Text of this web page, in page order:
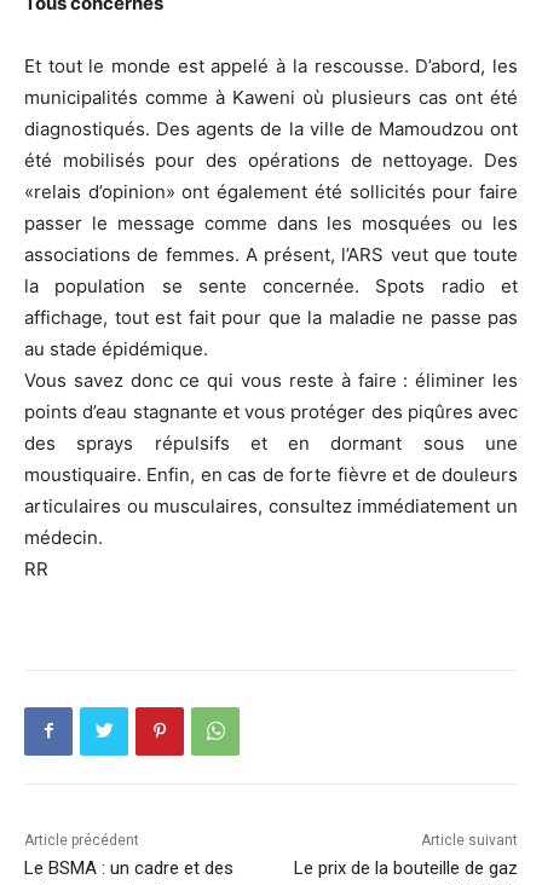
Et tout le monde est appelé à la rescousse. D’abord, les
municipalités comme à Kaweni où plusieurs cas ont été
diagnostiqués. Des agents de la ville de Mamoudzou ont
été mobilisés pour des opérations de nettoyage. Des
«relais d’opinion» ont également été sollicités pour faire
passer le message comme dans les mosquées ou les
associations de femmes. A présent, l’ARS veut que toute
la population se sente concernée. Spots radio et
affichage, tout est fait pour que la maladie ne passe pas
au stade épidémique.
Vous savez donc ce qui vous reste à faire : éliminer les
points d’eau stagnante et vous protéger des piqûres avec
des sprays répulsifs et en dormant sous une
moustiquaire. Enfin, en cas de forte fièvre et de douleurs
articulaires ou musculaires, consultez immédiatement un
médecin.
RR
Article précédent
Le BSMA : un cadre et des
Article suivant
Le prix de la bouteille de gaz